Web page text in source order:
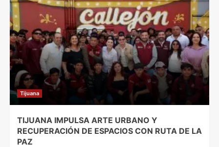
Tijuana
TIJUANA IMPULSA ARTE URBANO Y
RECUPERACIÓN DE ESPACIOS CON RUTA DE LA
PAZ